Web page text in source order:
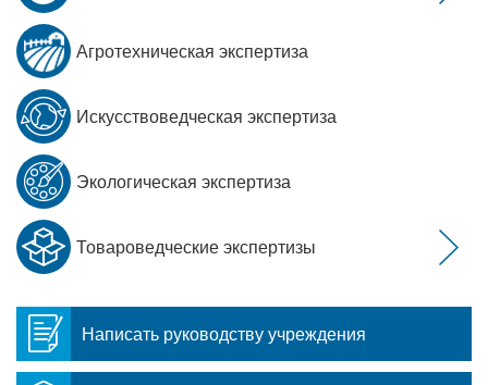
Написать руководству учреждения
Агротехническая экспертиза
Искусствоведческая экспертиза
Экологическая экспертиза
Товароведческие экспертизы